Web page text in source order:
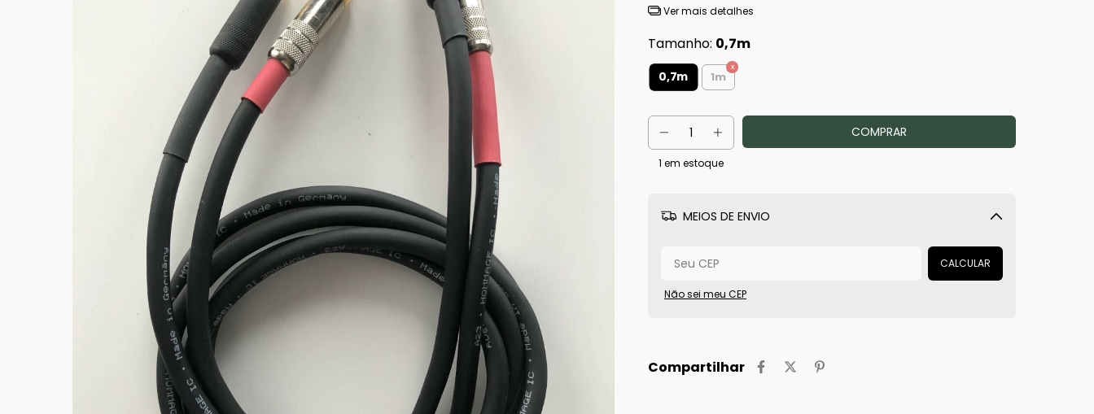
Ver mais detalhes
Tamanho: 0,7m
0,7m 1m
1 em estoque
MEIOS DE ENVIO
Alterar CEP
CALCULAR
Não sei meu CEP
Compartilhar